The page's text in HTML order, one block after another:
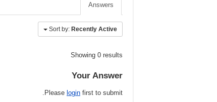
Answers
Sort by: Recently Active
Showing 0 results
Your Answer
Please login first to submit.